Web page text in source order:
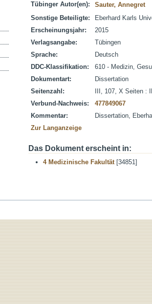
Tübinger Autor(en):
Sauter, Annegret
Sonstige Beteiligte:
Eberhard Karls
Erscheinungsjahr:
2015
Verlagsangabe:
Tübingen
Sprache:
Deutsch
DDC-Klassifikation:
610 - Medizin,
Dokumentart:
Dissertation
Seitenzahl:
III, 107, X Seiten :
Verbund-Nachweis:
477849067
Kommentar:
Dissertation,
Zur Langanzeige
Das Dokument erscheint in:
4 Medizinische Fakultät[34851]